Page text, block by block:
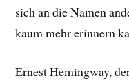
sich an die Namen
kaum mehr erinnern
Ernest Hemingway,